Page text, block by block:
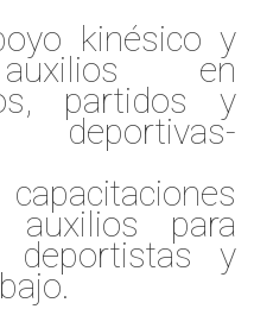
kinésico y
en
partidos y
deportivas-
para
deportistas y